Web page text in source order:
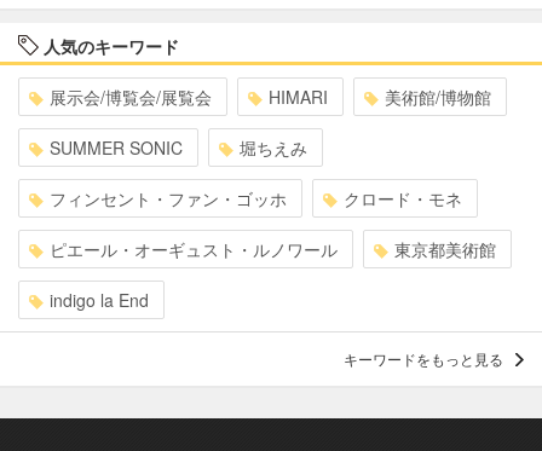
人気のキーワード
展示会/博覧会/展覧会 HIMARI 美術館/博物館
SUMMER SONIC 堀ちえみ
フィンセント・ファン・ゴッホ クロード・モネ
ピエール・オーギュスト・ルノワール 東京都美術館
indigo la End
キーワードをもっと見る